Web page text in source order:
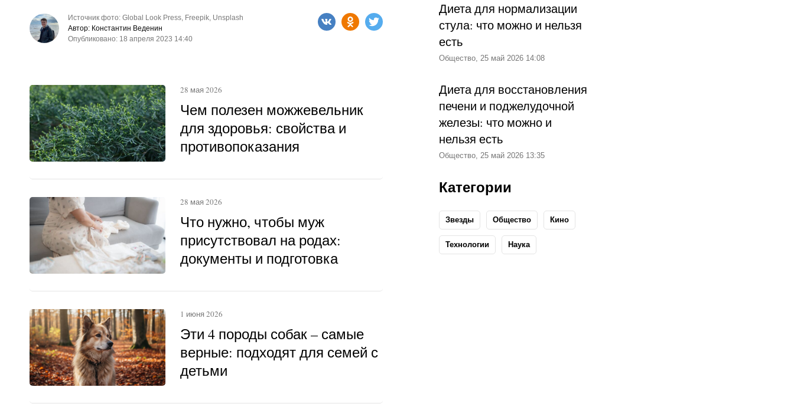
Источник фото: Global Look Press, Freepik, Unsplash
Автор: Константин Веденин
Опубликовано: 18 апреля 2023 14:40
Чем полезен можжевельник
для здоровья: свойства и
противопоказания
28 мая 2026
Что нужно, чтобы муж
присутствовал на родах:
документы и подготовка
28 мая 2026
Эти 4 породы собак – самые
верные: подходят для семей с
детьми
1 июня 2026
Диета для нормализации
стула: что можно и нельзя
есть
Общество, 25 май 2026 14:08
Диета для восстановления
печени и поджелудочной
железы: что можно и
нельзя есть
Общество, 25 май 2026 13:35
Категории
Звезды Общество Кино
Технологии Наука